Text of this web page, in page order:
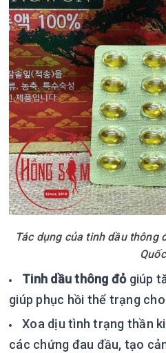
Tác dụng của tinh dầu thông
Tinh dầu thông đỏ giúp
giúp phục hồi thể trạng
Xoa dịu tình trạng thần
các chứng đau đầu, tạo